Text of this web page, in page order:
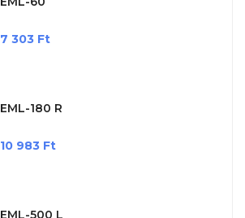
Ár
7 303 Ft
EML-180 R
Ár
10 983 Ft
EML-500 L